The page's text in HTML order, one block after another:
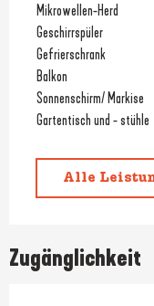
Mikrowellen-Herd
Geschirrspüler
Gefrierschrank
Balkon
Sonnenschirm/ Markise
Gartentisch und - stühle
Alle
Zugänglichkeit